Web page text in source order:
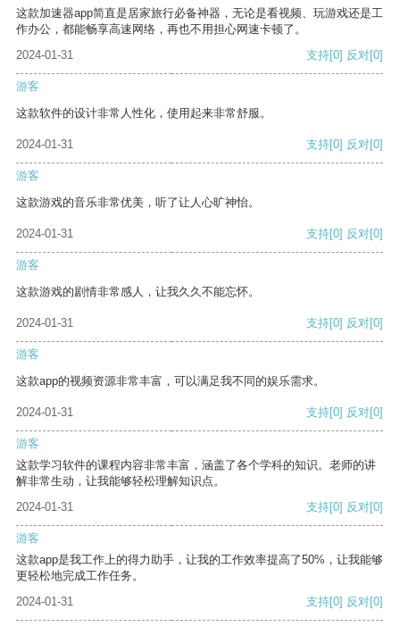
这款加速器app简直是居家旅行必备神器，无论是看视频、玩游戏还是工
作办公，都能畅享高速网络，再也不用担心网速卡顿了。
2024-01-31
支持[0] 反对[0]
游客
这款软件的设计非常人性化，使用起来非常舒服。
2024-01-31 支持[0] 反对[0]
游客
这款游戏的音乐非常优美，听了让人心旷神怡。
2024-01-31 支持[0] 反对[0]
游客
这款游戏的剧情非常感人，让我久久不能忘怀。
2024-01-31 支持[0] 反对[0]
游客
这款app的视频资源非常丰富，可以满足我不同的娱乐需求。
2024-01-31 支持[0] 反对[0]
游客
这款学习软件的课程内容非常丰富，涵盖了各个学科的知识。老师的讲
解非常生动，让我能够轻松理解知识点。
2024-01-31
支持[0] 反对[0]
游客
这款app是我工作上的得力助手，让我的工作效率提高了50%，让我能够
更轻松地完成工作任务。
2024-01-31
支持[0] 反对[0]